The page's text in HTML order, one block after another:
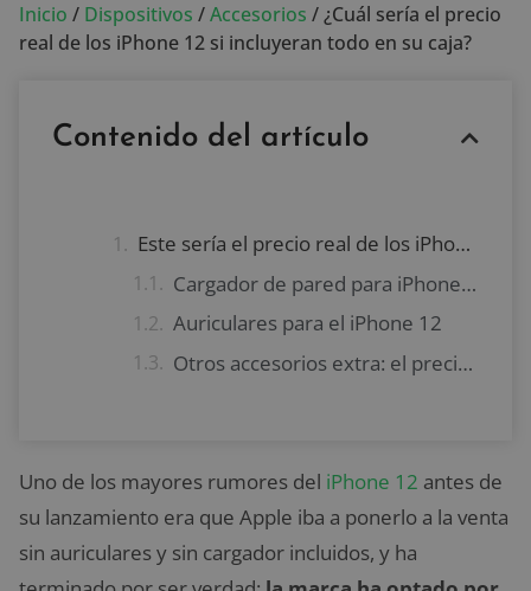
Inicio / Dispositivos /Accesorios /¿Cuál sería el precio
real de los iPhone 12 si incluyeran todo en su caja?
Contenido del artículo
Este sería el precio real de los iPhone 12 si incluyeran todo en su caja
Cargador de pared para iPhone 12
Auriculares para el iPhone 12
Otros accesorios extra: el precio real de los iPhone 12 si incluyeran todo en su caja podría ascender hasta 1.400€
Uno de los mayores rumores del iPhone 12 antes de
su lanzamiento era que Apple iba a ponerlo a la venta
sin auriculares y sin cargador incluidos, y ha